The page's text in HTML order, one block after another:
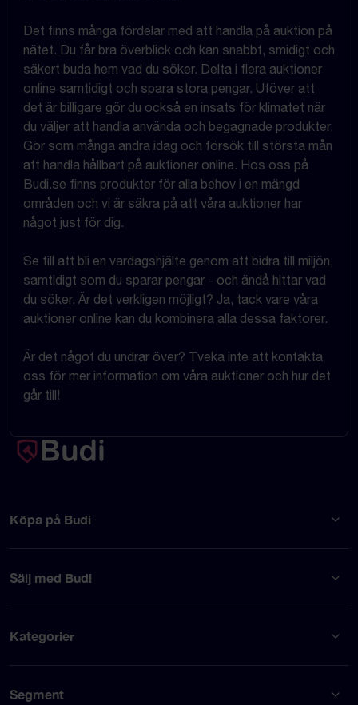
Det finns många fördelar med att handla på auktion på
nätet. Du får bra överblick och kan snabbt, smidigt och
säkert buda hem vad du söker. Delta i flera auktioner
online samtidigt och spara stora pengar. Utöver att
det är billigare gör du också en insats för klimatet när
du väljer att handla använda och begagnade produkter.
Gör som många andra idag och försök till största mån
att handla hållbart på auktioner online. Hos oss på
Budi.se finns produkter för alla behov i en mängd
områden och vi är säkra på att våra auktioner har
något just för dig.
Se till att bli en vardagshjälte genom att bidra till miljön,
samtidigt som du sparar pengar - och ändå hittar vad
du söker. Är det verkligen möjligt? Ja, tack vare våra
auktioner online kan du kombinera alla dessa faktorer.
Är det något du undrar över? Tveka inte att kontakta
oss för mer information om våra auktioner och hur det
går till!
Köpa på Budi
Sälj med Budi
Kategorier
Segment